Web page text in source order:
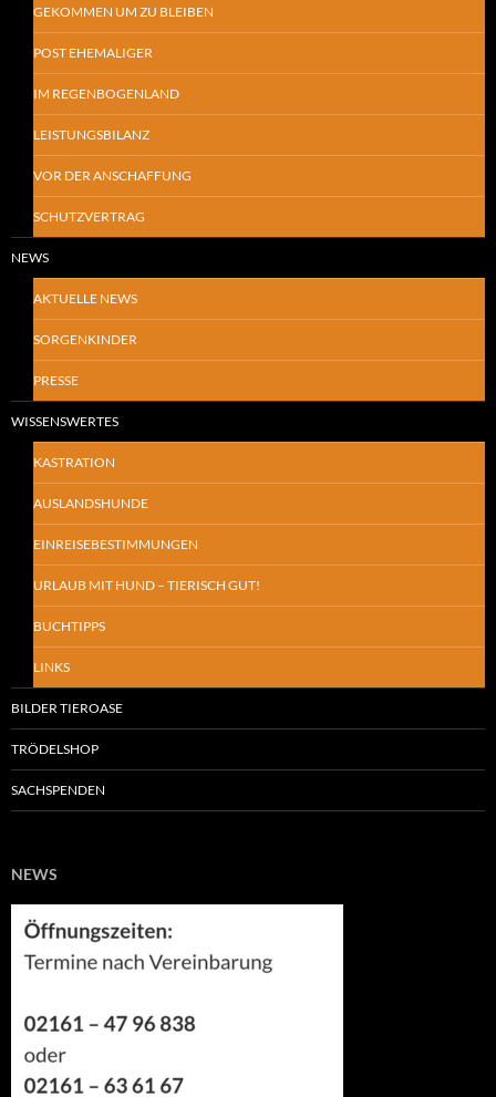
GEKOMMEN UM ZU BLEIBEN
POST EHEMALIGER
IM REGENBOGENLAND
LEISTUNGSBILANZ
VOR DER ANSCHAFFUNG
SCHUTZVERTRAG
NEWS
AKTUELLE NEWS
SORGENKINDER
PRESSE
WISSENSWERTES
KASTRATION
AUSLANDSHUNDE
EINREISEBESTIMMUNGEN
URLAUB MIT HUND – TIERISCH GUT!
BUCHTIPPS
LINKS
BILDER TIEROASE
TRÖDELSHOP
SACHSPENDEN
NEWS